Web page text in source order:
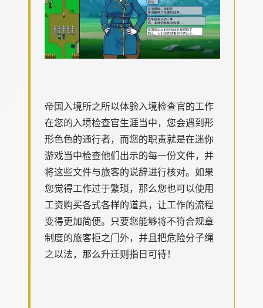
帝国入境所之所以体验入境检查官的工作
在您的入境检查官生涯当中，您会遇到形
形色色的通行者，而您的职责就是在迷你
游戏当中检查他们出示的每一份文件，并
将这些文件与旅客的说辞进行核对。如果
您觉得工作过于繁琐，那么您也可以使用
工资购买各式各样的道具，让工作的流程
变得更加简便。只要您能够将不符合规章
制度的旅客拒之门外，并且把危险分子绳
之以法，那么升迁则指日可待！